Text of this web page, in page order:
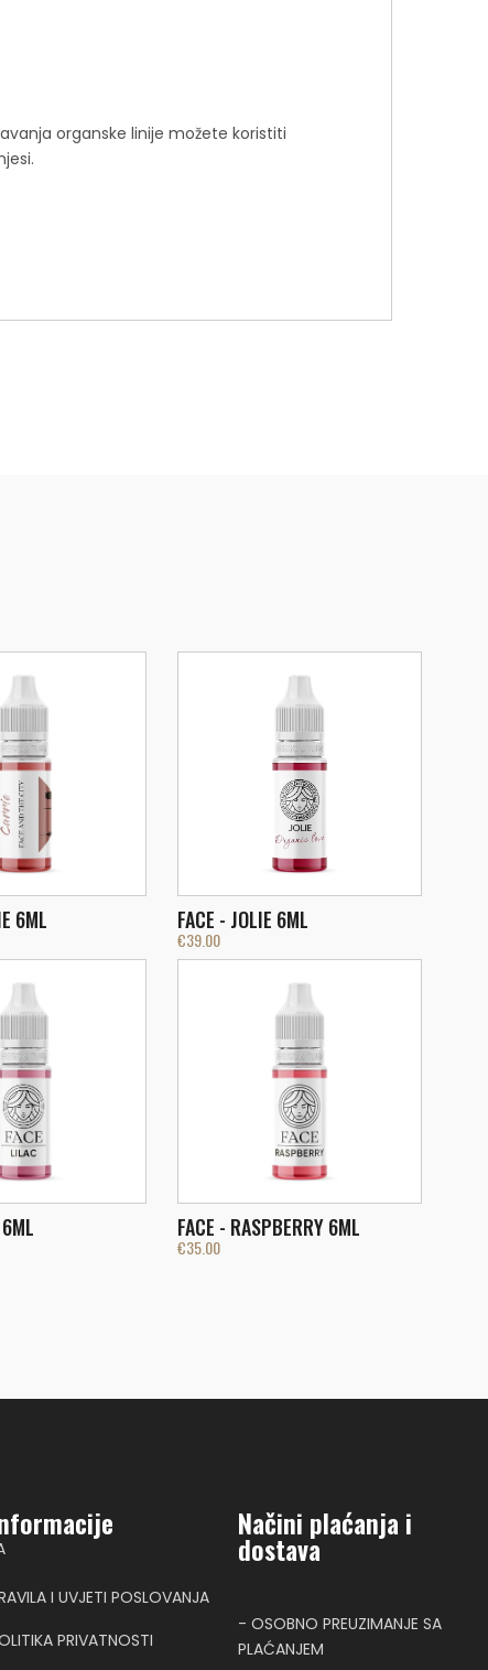
organske linije možete koristiti
6ML FACE - JOLIE 6ML
€39.00
FACE - RASPBERRY 6ML
€35.00
I UVJETI POSLOVANJA
PRIVATNOSTI
Načini plaćanja i
dostava
- OSOBNO PREUZIMANJE SA
PLAĆANJEM